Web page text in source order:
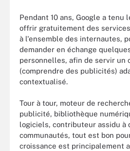
Pendant 10 ans, Google a tenu
offrir gratuitement des
à l'ensemble des internautes,
demander en échange
personnelles, afin de servir un
(comprendre des publicités)
contextualisé.
Tour à tour, moteur de
publicité, bibliothèque
logiciels, contributeur assidu à
communautés, tout est bon
croissance est principalement